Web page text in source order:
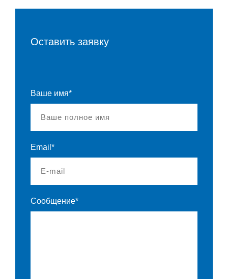
Оставить заявку
Ваше имя*
Email*
Сообщение*